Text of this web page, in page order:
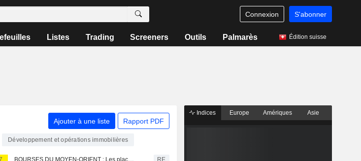
Connexion S'abonner
Listes Trading Screeners Outils Palmarès Édition suisse
Ajouter à une liste Rapport PDF
Développement et opérations immobilières
BOURSES DU MOYEN-ORIENT : Les places du Golfe font du surplace entre les pourparlers Iran-Oman et les attaques en Arabie saoudite RE
Indices Europe Amériques Asie